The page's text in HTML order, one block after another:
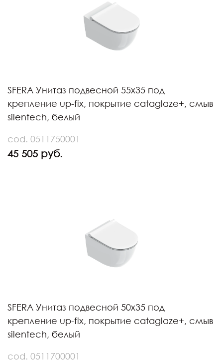
SFERA Унитаз подвесной 55x35 под
крепление up-fix, покрытие cataglaze+, смыв
silentech, белый
cod. 0511750001
45 505 руб.
SFERA Унитаз подвесной 50x35 под
крепление up-fix, покрытие cataglaze+, смыв
silentech, белый
cod. 0511700001